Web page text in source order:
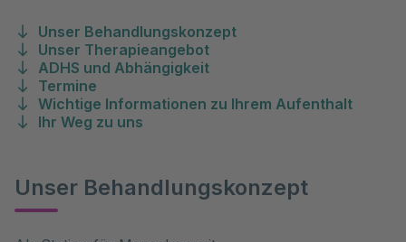
Unser Behandlungskonzept
Unser Therapieangebot
ADHS und Abhängigkeit
Termine
Wichtige Informationen zu Ihrem Aufenthalt
Ihr Weg zu uns
Unser Behandlungskonzept